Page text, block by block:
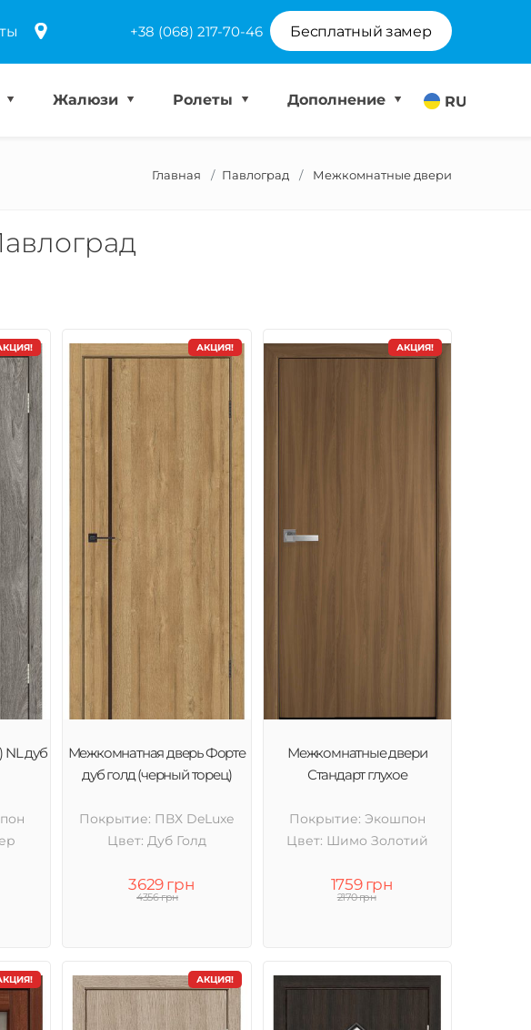
+38 (068) 217-70-46 Бесплатный замер
RU
Жалюзи Ролеты Дополнение
Главная Павлоград Межкомнатные двери
NL дуб
АКЦИЯ!
Межкомнатная дверь Форте
дуб голд (черный торец)
Покрытие: ПВХ DeLuxe
Цвет: Дуб Голд
3629 грн
4356 грн
АКЦИЯ!
Межкомнатные двери
Стандарт глухое
Покрытие: Экошпон
Цвет: Шимо Золотий
1759 грн
2170 грн
АКЦИЯ!